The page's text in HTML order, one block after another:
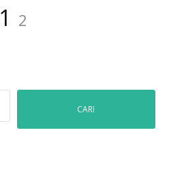
Laman
1 Laman
2
CARI